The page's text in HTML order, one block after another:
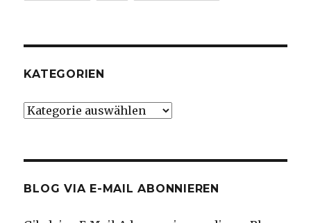
KATEGORIEN
Kategorien
BLOG VIA E-MAIL ABONNIEREN